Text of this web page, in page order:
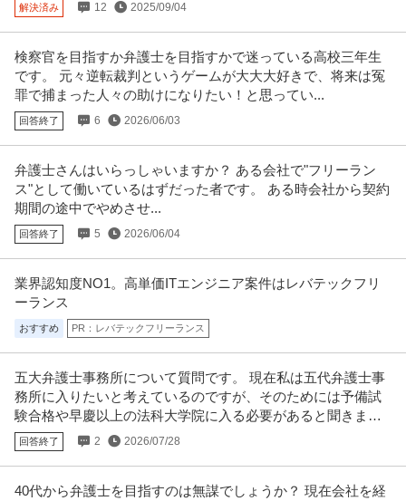
解決済み 12 2025/09/04
検察官を目指すか弁護士を目指すかで迷っている高校三年生
です。 元々逆転裁判というゲームが大大大好きで、将来は冤
罪で捕まった人々の助けになりたい！と思ってい...
回答終了 6 2026/06/03
弁護士さんはいらっしゃいますか？ ある会社で"フリーラン
ス"として働いているはずだった者です。 ある時会社から契約
期間の途中でやめさせ...
回答終了 5 2026/06/04
業界認知度NO1。高単価ITエンジニア案件はレバテックフリ
ーランス
おすすめ PR：レバテックフリーランス
五大弁護士事務所について質問です。 現在私は五代弁護士事
務所に入りたいと考えているのですが、そのためには予備試
験合格や早慶以上の法科大学院に入る必要があると聞きま
す。
回答終了 2 2026/07/28
40代から弁護士を目指すのは無謀でしょうか？ 現在会社を経